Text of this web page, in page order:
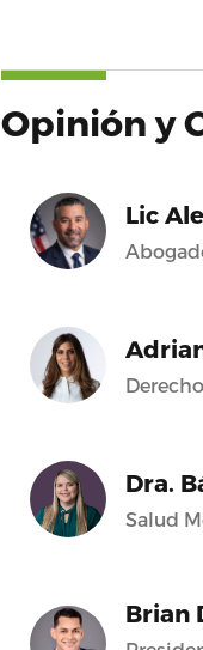
Opinión y
Lic
Dra.
Salud
Brian